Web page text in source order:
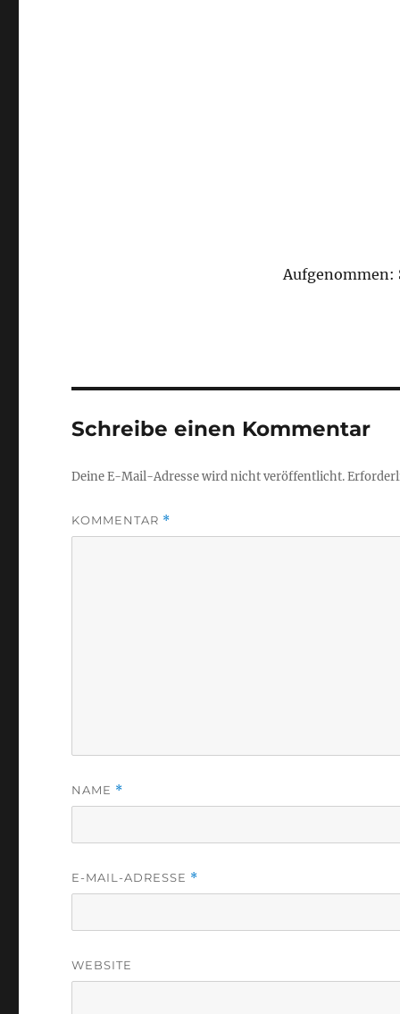
Aufgenommen:
Schreibe einen Kommentar
Deine E-Mail-Adresse wird nicht veröffentlicht.
KOMMENTAR *
NAME *
E-MAIL-ADRESSE *
WEBSITE